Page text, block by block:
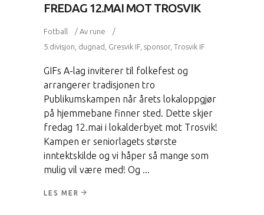
FREDAG 12.MAI MOT TROSVIK
Fotball Av rune
5.divisjon dugnad Gresvik IF, sponsor, Trosvik IF
GIFs A-lag inviterer til folkefest og
arrangerer tradisjonen tro
Publikumskampen når årets lokaloppgjør
på hjemmebane finner sted. Dette skjer
fredag 12.mai i lokalderbyet mot Trosvik!
Kampen er seniorlagets største
inntektskilde og vi håper så mange som
mulig vil være med! Og
LES MER